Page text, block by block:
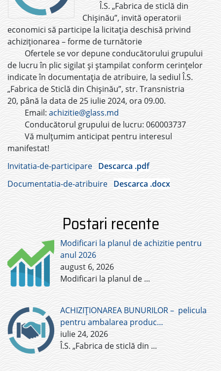
Î.S. „Fabrica de sticlă din
Chișinău”, invită operatorii
economici să participe la licitația deschisă privind
achiziționarea – forme de turnătorie
Ofertele se vor depune conducătorului grupului
de lucru în plic sigilat și ștampilat conform cerințelor
indicate în documentația de atribuire, la sediul Î.S.
„Fabrica de Sticlă din Chișinău”, str. Transnistria
20, până la data de 25 iulie 2024, ora 09.00.
Email:achizitie@glass.md
Conducătorul grupului de lucru: 060003737
Vă mulțumim anticipat pentru interesul
manifestat!
Invitatia-de-participare Descarca .pdf
Documentatia-de-atribuire Descarca .docx
Postari recente
Modificari la planul de achizitie pentru
anul 2026
august 6, 2026
Modificari la planul de ...
ACHIZIȚIONAREA BUNURILOR – pelicula
pentru ambalarea produc…
iulie 24, 2026
Î.S. „Fabrica de sticlă din ...